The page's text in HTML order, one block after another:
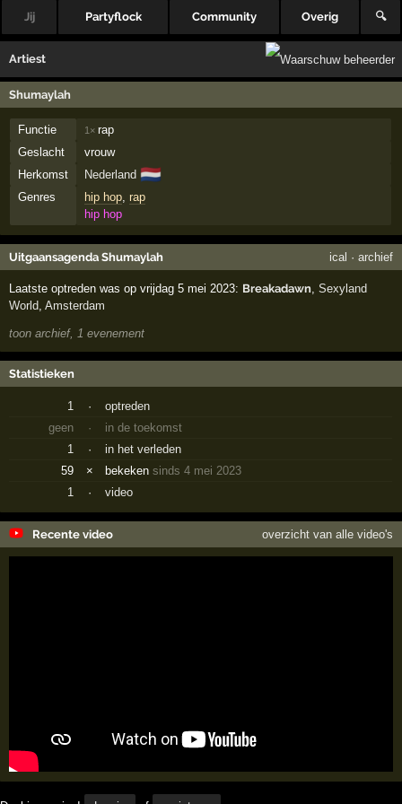
Jij Partyflock Community Overig 🔍
Artiest
Shumaylah
Functie 1× rap
Geslacht
vrouw
Herkomst
Nederland 🇳🇱
Genres hip hop, rap
hip hop
Uitgaansagenda Shumaylah ical · archief
Laatste optreden was op vrijdag 5 mei 2023: Breakadawn ,Sexyland
World ,Amsterdam
toon archief, 1 evenement
Statistieken
1 ·
optreden
geen
·
in de toekomst
1
·
in het verleden
59
× bekekensinds 4 mei 2023
1
· video
Recente video overzicht van alle video's